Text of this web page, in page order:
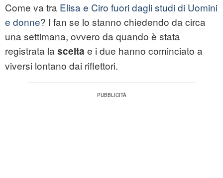
Come va tra Elisa e Ciro fuori dagli studi di Uomini
e donne? I fan se lo stanno chiedendo da circa
una settimana, ovvero da quando è stata
registrata la scelta e i due hanno cominciato a
viversi lontano dai riflettori.